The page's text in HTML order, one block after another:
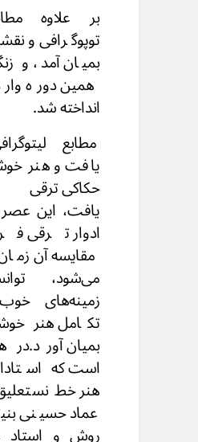
بر علاوه
توپوگرافی و
بمیان آمد،و
همین دوره
انداخته شد.
مطابع
یافت و هنر
حکاکی
یافت، این
ادوار ترقی
مقایسه آن
می‌شود،
زمینه‌های
تکامل هنر
بمیان آورد.در
است که
هنر خط
عماد حسینی